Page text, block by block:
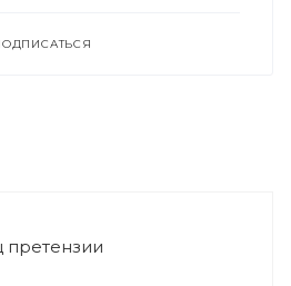
претензии